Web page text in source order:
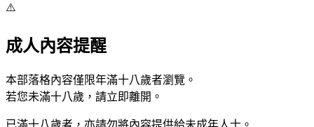
⚠️
成人內容提醒
本部落格內容僅限年滿十八歲者瀏覽。
若您未滿十八歲，請立即離開。
已滿十八歲者，亦請勿將內容提供給未成年人士。